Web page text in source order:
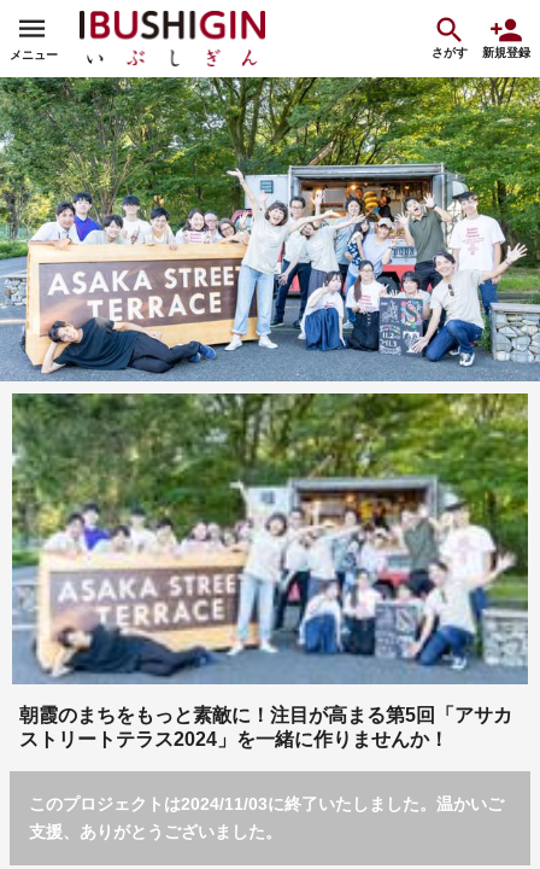
メニュー さがす 新規登録
朝霞のまちをもっと素敵に！注目が高まる第5回「アサカ
ストリートテラス2024」を一緒に作りませんか！
このプロジェクトは2024/11/03に終了いたしました。温かいご
支援、ありがとうございました。